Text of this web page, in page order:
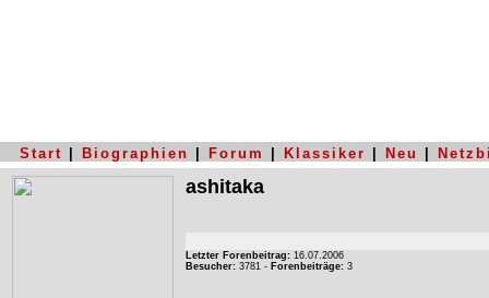
Start Biographien Forum Klassiker Neu
ashitaka
Letzter Forenbeitrag: 16.07.2006
Besucher: 3781 - Forenbeiträge: 3